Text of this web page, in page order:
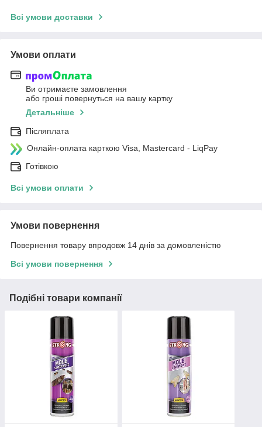
Всі умови доставки
Умови оплати
Ви отримаєте замовлення
або гроші повернуться на вашу картку
Детальніше
Післяплата
Онлайн-оплата карткою Visa, Mastercard - LiqPay
Готівкою
Всі умови оплати
Умови повернення
Повернення товару впродовж 14 днів за домовленістю
Всі умови повернення
Подібні товари компанії